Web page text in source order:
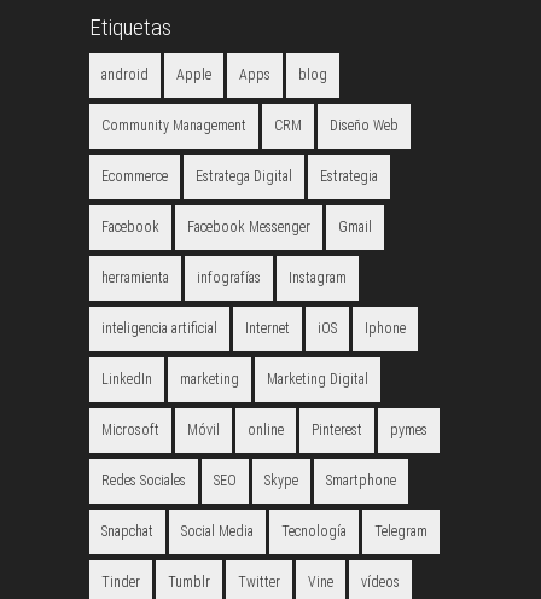
Etiquetas
android Apple Apps blog
Community Management CRM Diseño Web
Ecommerce Estratega Digital Estrategia
Facebook Facebook Messenger Gmail
herramienta infografías Instagram
inteligencia artificial Internet iOS Iphone
LinkedIn marketing Marketing Digital
Microsoft Móvil online Pinterest pymes
Redes Sociales SEO Skype Smartphone
Snapchat Social Media Tecnología Telegram
Tinder Tumblr Twitter Vine vídeos